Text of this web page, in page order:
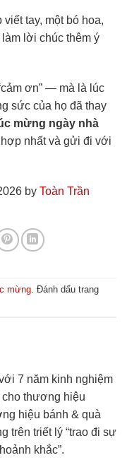
viết tay, một bó hoa,
lời chúc thêm ý
ơn” — mà là lúc
sức của họ đã thay
mừng ngày nhà
nhất và gửi đi với
by Toàn Trần
mừng. Đánh dấu trang
7 năm kinh nghiệm
cho thương hiệu
hiệu bánh & quà
trên triết lý “trao đi sự
khắc”.